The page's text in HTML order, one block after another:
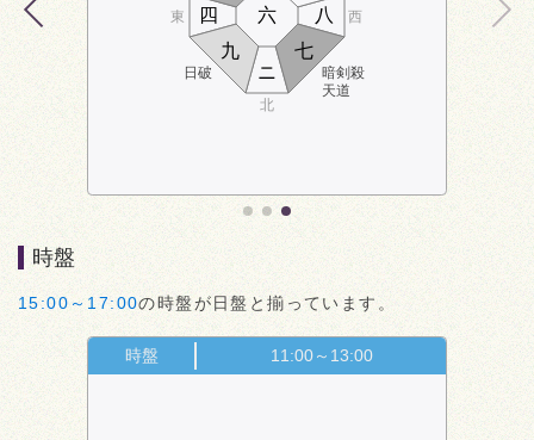
日破
暗剣殺
天道
北
東 西
ニ
四
六
七
八
九
時盤
15:00～17:00の時盤が日盤と揃っています。
時盤 11:00～13:00